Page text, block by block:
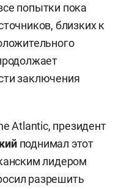
попытки пока
близких к
заключения
Atlantic, президент
поднимал этот
лидером
разрешить